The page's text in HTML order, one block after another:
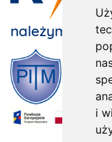
i
należymy do: